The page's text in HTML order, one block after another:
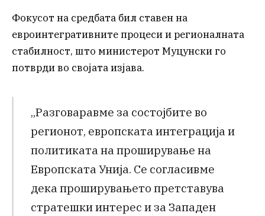
Фокусот на средбата бил ставен на
евроинтегративните процеси и регионалната
стабилност, што министерот Муцунски го
потврди во својата изјава.
„Разговаравме за состојбите во
регионот, европската интеграција и
политиката на проширување на
Европската Унија. Се согласивме
дека проширувањето претставува
стратешки интерес и за Западен